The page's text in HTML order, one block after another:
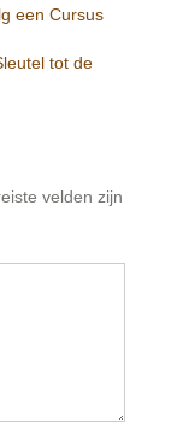
een Cursus
tot de
velden zijn